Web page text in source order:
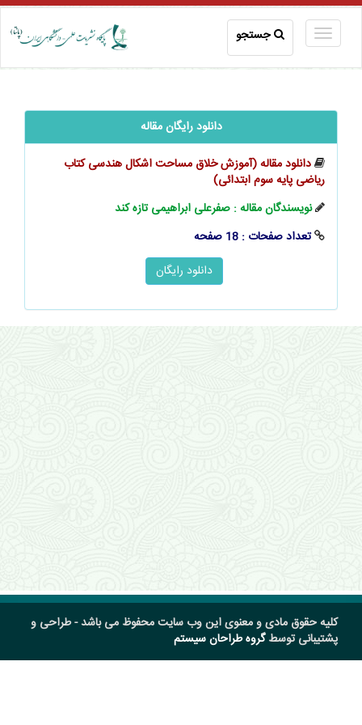
جستجو
دانلود رایگان مقاله
دانلود مقاله (آموزش خلاق مساحت اشکال هندسی کتاب
ریاضی پایه سوم ابتدائی)
نویسندگان مقاله : صفرعلی ابراهیمی تازه کند
تعداد صفحات : 18 صفحه
کلیه حقوق مادی و معنوی این وب سایت محفوظ می باشد - طراحی و
پشتیبانی توسطگروه طراحان سیستم